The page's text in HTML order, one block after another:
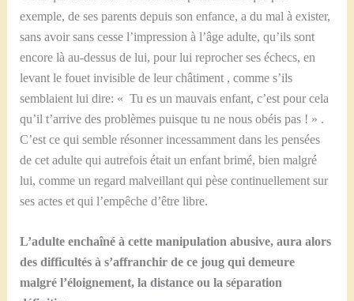
exemple, de ses parents depuis son enfance, a du mal à exister,
sans avoir sans cesse l’impression à l’âge adulte, qu’ils sont
encore là au-dessus de lui, pour lui reprocher ses échecs, en
levant le fouet invisible de leur châtiment , comme s’ils
semblaient lui dire: « Tu es un mauvais enfant, c’est pour cela
qu’il t’arrive des problèmes puisque tu ne nous obéis pas ! » .
C’est ce qui semble résonner incessamment dans les pensées
de cet adulte qui autrefois était un enfant brimé, bien malgré
lui, comme un regard malveillant qui pèse continuellement sur
ses actes et qui l’empêche d’être libre.
L’adulte enchaîné à cette manipulation abusive, aura alors
des difficultés à s’affranchir de ce joug qui demeure
malgré l’éloignement, la distance ou la séparation